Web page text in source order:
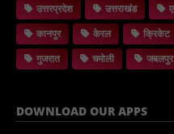
उत्तरप्रदेश उत्तराखंड
कानपुर
केरल क्रिकेट
गुजरात
चमोली जबलपुर
DOWNLOAD OUR APPS